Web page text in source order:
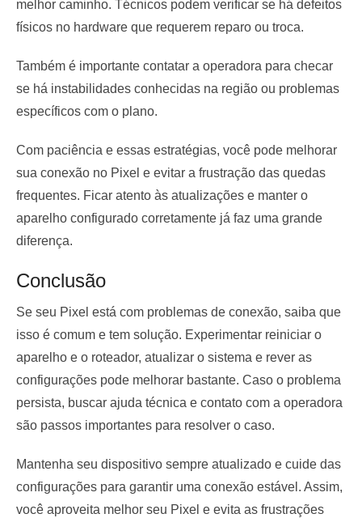
melhor caminho. Técnicos podem verificar se há defeitos
físicos no hardware que requerem reparo ou troca.
Também é importante contatar a operadora para checar
se há instabilidades conhecidas na região ou problemas
específicos com o plano.
Com paciência e essas estratégias, você pode melhorar
sua conexão no Pixel e evitar a frustração das quedas
frequentes. Ficar atento às atualizações e manter o
aparelho configurado corretamente já faz uma grande
diferença.
Conclusão
Se seu Pixel está com problemas de conexão, saiba que
isso é comum e tem solução. Experimentar reiniciar o
aparelho e o roteador, atualizar o sistema e rever as
configurações pode melhorar bastante. Caso o problema
persista, buscar ajuda técnica e contato com a operadora
são passos importantes para resolver o caso.
Mantenha seu dispositivo sempre atualizado e cuide das
configurações para garantir uma conexão estável. Assim,
você aproveita melhor seu Pixel e evita as frustrações